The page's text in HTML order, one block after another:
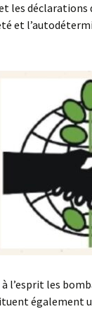
les déclarations
et
l’esprit les
également